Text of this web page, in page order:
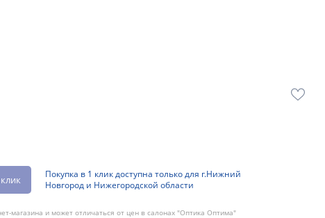
Покупка в 1 клик доступна только для г.Нижний
Новгород и Нижегородской области
магазина и может отличаться от цен в салонах "Оптика Оптима"